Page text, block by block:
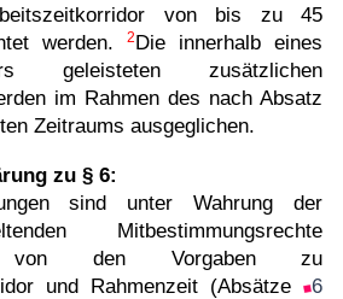
von bis zu 45
werden.2Die innerhalb eines
geleisteten zusätzlichen
im Rahmen des nach Absatz
Zeitraums ausgeglichen.
zu § 6:
sind unter Wahrung der
Mitbestimmungsrechte
von den Vorgaben zu
und Rahmenzeit (Absätze 6